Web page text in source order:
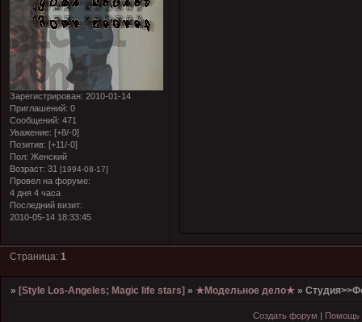
Зарегистрирован: 2010-01-14
Приглашений: 0
Сообщений: 471
Уважение: [+8/-0]
Позитив: [+11/-0]
Пол: Женский
Возраст: 31 [1994-08-17]
Провел на форуме:
4 дня 4 часа
Последний визит:
2010-05-14 18:33:45
Страница:1
»[Style Los-Angeles; Magic life stars] »★Модельное дело★ »
Создать форум Помощь